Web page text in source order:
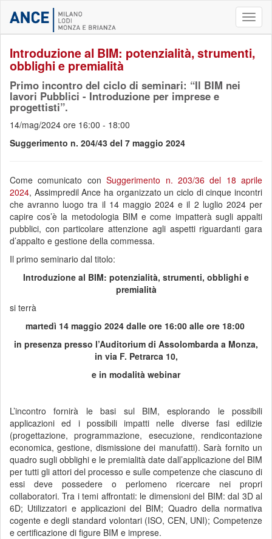
Introduzione al BIM: potenzialità, strumenti,
obblighi e premialità
Primo incontro del ciclo di seminari: “Il BIM nei
lavori Pubblici - Introduzione per imprese e
progettisti”.
14/mag/2024 ore 16:00 - 18:00
Suggerimento n. 204/43 del 7 maggio 2024
Come comunicato conSuggerimento n. 203/36 del 18 aprile
2024, Assimpredil Ance ha organizzato un ciclo di cinque incontri
che avranno luogo tra il 14 maggio 2024 e il 2 luglio 2024 per
capire cos’è la metodologia BIM e come impatterà sugli appalti
pubblici, con particolare attenzione agli aspetti riguardanti gara
d’appalto e gestione della commessa.
Il primo seminario dal titolo:
Introduzione al BIM: potenzialità, strumenti, obblighi e
premialità
si terrà
martedì 14 maggio 2024 dalle ore 16:00 alle ore 18:00
in presenza presso l’Auditorium di Assolombarda a Monza,
in via F. Petrarca 10,
e in modalità webinar
L’incontro fornirà le basi sul BIM, esplorando le possibili
applicazioni ed i possibili impatti nelle diverse fasi edilizie
(progettazione, programmazione, esecuzione, rendicontazione
economica, gestione, dismissione dei manufatti). Sarà fornito un
quadro sugli obblighi e le premialità date dall’applicazione del BIM
per tutti gli attori del processo e sulle competenze che ciascuno di
essi deve possedere o perlomeno ricercare nei propri
collaboratori. Tra i temi affrontati: le dimensioni del BIM: dal 3D al
6D; Utilizzatori e applicazioni del BIM; Quadro della normativa
cogente e degli standard volontari (ISO, CEN, UNI); Competenze
e certificazione di figure BIM e imprese.